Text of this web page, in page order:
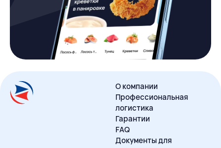
О компании
Профессиональная
логистика
Гарантии
FAQ
Документы для